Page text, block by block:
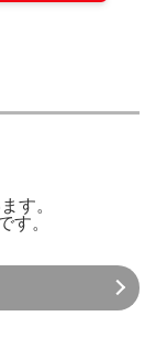
す。
す。